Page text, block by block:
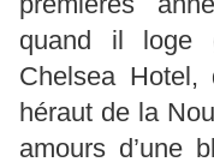
quand il loge
Chelsea Hotel,
héraut de la
amours d’une